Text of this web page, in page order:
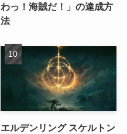
わっ！海賊だ！」の達成方
法
エルデンリング スケルトン